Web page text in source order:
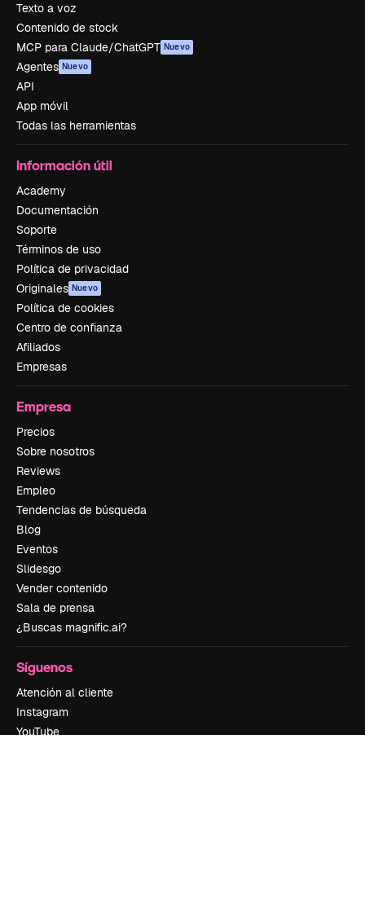
Texto a voz
Contenido de stock
MCP para Claude/ChatGPT Nuevo
Agentes Nuevo
API
App móvil
Todas las herramientas
Información útil
Academy
Documentación
Soporte
Términos de uso
Política de privacidad
Originales Nuevo
Política de cookies
Centro de confianza
Afiliados
Empresas
Empresa
Precios
Sobre nosotros
Reviews
Empleo
Tendencias de búsqueda
Blog
Eventos
Slidesgo
Vender contenido
Sala de prensa
¿Buscas magnific.ai?
Síguenos
Atención al cliente
Instagram
YouTube